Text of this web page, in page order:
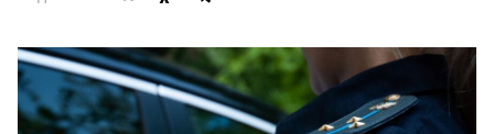
Книги
Выставки
Пресс-
релизы